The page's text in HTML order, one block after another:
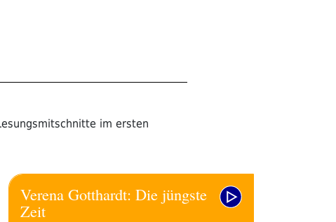
im ersten
Verena Gotthardt: Die jüngste
Zeit